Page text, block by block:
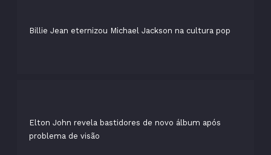
Billie Jean eternizou Michael Jackson na cultura pop
Elton John revela bastidores de novo álbum após
problema de visão